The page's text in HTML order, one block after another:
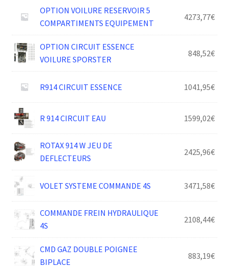
OPTION VOILURE RESERVOIR 5
COMPARTIMENTS EQUIPEMENT
4273,77€
OPTION CIRCUIT ESSENCE
VOILURE SPORSTER
848,52€
R914 CIRCUIT ESSENCE 1041,95€
R 914 CIRCUIT EAU 1599,02€
ROTAX 914 W JEU DE
DEFLECTEURS
2425,96€
VOLET SYSTEME COMMANDE 4S 3471,58€
COMMANDE FREIN HYDRAULIQUE
4S
2108,44€
CMD GAZ DOUBLE POIGNEE
BIPLACE
883,19€